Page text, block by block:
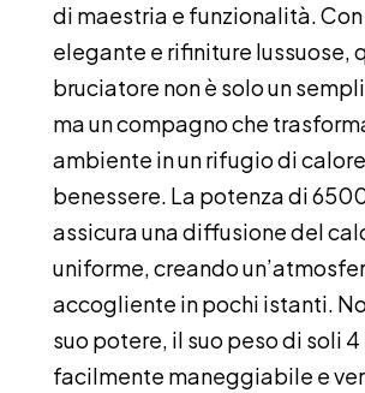
di maestria e funzionalità.
elegante e rifiniture lussuose,
bruciatore non è solo un
ma un compagno che
ambiente in un rifugio di
benessere. La potenza di
assicura una diffusione del
uniforme, creando
accogliente in pochi istanti.
suo potere, il suo peso di soli
facilmente maneggiabile e